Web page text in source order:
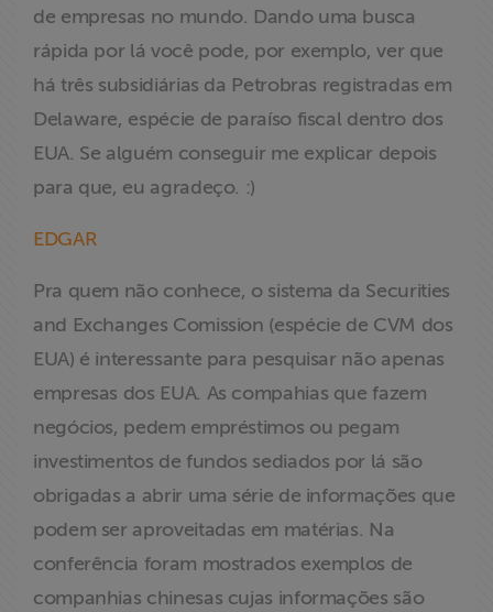
de empresas no mundo. Dando uma busca
rápida por lá você pode, por exemplo, ver que
há três subsidiárias da Petrobras registradas em
Delaware, espécie de paraíso fiscal dentro dos
EUA. Se alguém conseguir me explicar depois
para que, eu agradeço. :)
EDGAR
Pra quem não conhece, o sistema da Securities
and Exchanges Comission (espécie de CVM dos
EUA) é interessante para pesquisar não apenas
empresas dos EUA. As compahias que fazem
negócios, pedem empréstimos ou pegam
investimentos de fundos sediados por lá são
obrigadas a abrir uma série de informações que
podem ser aproveitadas em matérias. Na
conferência foram mostrados exemplos de
companhias chinesas cujas informações são